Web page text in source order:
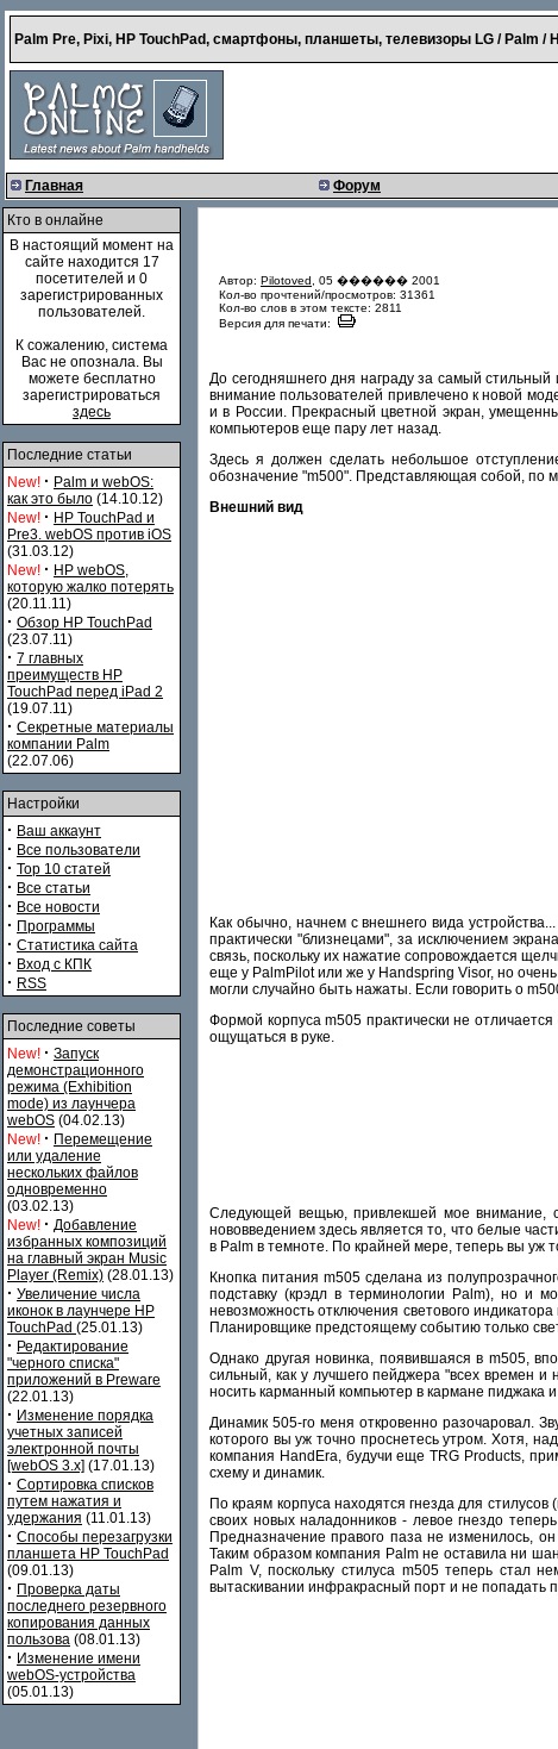
Palm Pre, Pixi, HP TouchPad, смартфоны, планшеты, телевизоры LG / Palm /
Главная Форум
Кто в онлайне
В настоящий момент на
сайте находится 17
посетителей и 0
зарегистрированных
пользователей.
К сожалению, система
Вас не опознала. Вы
можете бесплатно
зарегистрироваться
здесь
Последние статьи
New! · Palm и webOS:
как это было (14.10.12)
New! · HP TouchPad и
Pre3. webOS против iOS
(31.03.12)
New! · HP webOS,
которую жалко потерять
(20.11.11)
· Обзор HP TouchPad
(23.07.11)
· 7 главных
преимуществ HP
TouchPad перед iPad 2
(19.07.11)
· Секретные материалы
компании Palm
(22.07.06)
Настройки
· Ваш аккаунт
· Все пользователи
· Top 10 статей
· Все статьи
· Все новости
· Программы
· Статистика сайта
· Вход с КПК
· RSS
Последние советы
New! · Запуск
демонстрационного
режима (Exhibition
mode) из лаунчера
webOS (04.02.13)
New! · Перемещение
или удаление
нескольких файлов
одновременно
(03.02.13)
New! · Добавление
избранных композиций
на главный экран Music
Player (Remix) (28.01.13)
· Увеличение числа
иконок в лаунчере HP
TouchPad (25.01.13)
· Редактирование
"черного списка"
приложений в Preware
(22.01.13)
· Изменение порядка
учетных записей
электронной почты
[webOS 3.x] (17.01.13)
· Сортировка списков
путем нажатия и
удержания (11.01.13)
· Способы перезагрузки
планшета HP TouchPad
(09.01.13)
· Проверка даты
последнего резервного
копирования данных
пользова (08.01.13)
· Изменение имени
webOS-устройства
(05.01.13)
Автор: Pilotoved , 05 ������ 2001
Кол-во прочтений/просмотров: 31361
Кол-во слов в этом тексте: 2811
Версия для печати:
До сегодняшнего дня награду за самый
внимание пользователей привлечено к новой
и в России. Прекрасный цветной экран,
компьютеров еще пару лет назад.
Здесь я должен сделать небольшое
обозначение "m500". Представляющая собой, по
Внешний вид
Как обычно, начнем с внешнего вида
практически "близнецами", за исключением
связь, поскольку их нажатие сопровождается
еще у PalmPilot или же у Handspring Visor, но
могли случайно быть нажаты. Если говорить о
Формой корпуса m505 практически не
ощущаться в руке.
Следующей вещью, привлекшей мое внимание,
нововведением здесь является то, что белые
в Palm в темноте. По крайней мере, теперь вы уж
Кнопка питания m505 сделана из
подставку (крэдл в терминологии Palm), но и
невозможность отключения светового
Планировщике предстоящему событию только
Однако другая новинка, появившаяся в m505,
сильный, как у лучшего пейджера "всех времен
носить карманный компьютер в кармане пиджака
Динамик 505-го меня откровенно разочаровал.
которого вы уж точно проснетесь утром. Хотя,
компания HandEra, будучи еще TRG Products,
схему и динамик.
По краям корпуса находятся гнезда для
своих новых наладонников - левое гнездо
Предназначение правого паза не изменилось,
Таким образом компания Palm не оставила ни
Palm V, поскольку стилуса m505 теперь стал
вытаскивании инфракрасный порт и не попадать